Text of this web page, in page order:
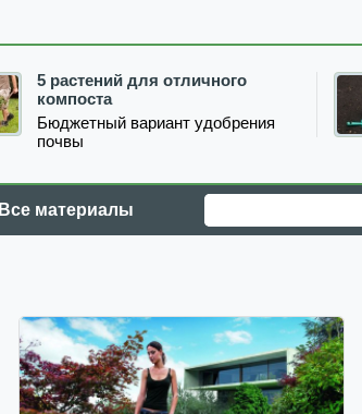
5 растений для отличного
компоста
Бюджетный вариант удобрения
почвы
Все материалы